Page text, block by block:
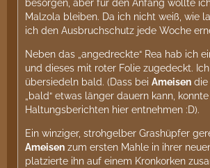
besorgen, aber für den Anfang wollte
Malzola bleiben. Da ich nicht weiß, wie
ich den Ausbruchschutz jede Woche
Neben das „angedreckte“ Rea hab ich
und dieses mit roter Folie zugedeckt.
übersiedeln bald. (Dass bei Ameisen die
„bald“ etwas länger dauern kann,
Haltungsberichten hier entnehmen :D).
Ein winziger, strohgelber Grashüpfer
Ameisen zum ersten Mahle in ihrer
platzierte ihn auf einem Kronkorken